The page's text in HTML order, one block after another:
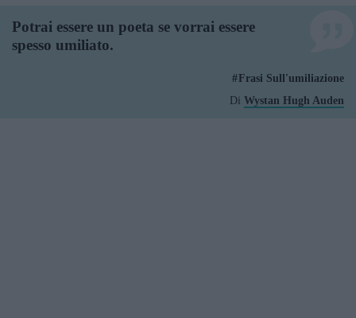
Potrai essere un poeta se vorrai essere
spesso umiliato.
Frasi Sull'umiliazione
Di Wystan Hugh Auden